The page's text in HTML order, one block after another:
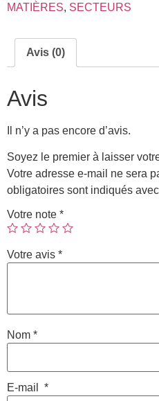
MATIÈRES, SECTEURS
Avis (0)
Avis
Il n’y a pas encore d’avis.
Soyez le premier à laisser
Votre adresse e-mail ne sera
obligatoires sont indiqués avec
Votre note *
Votre avis *
Nom *
E-mail *